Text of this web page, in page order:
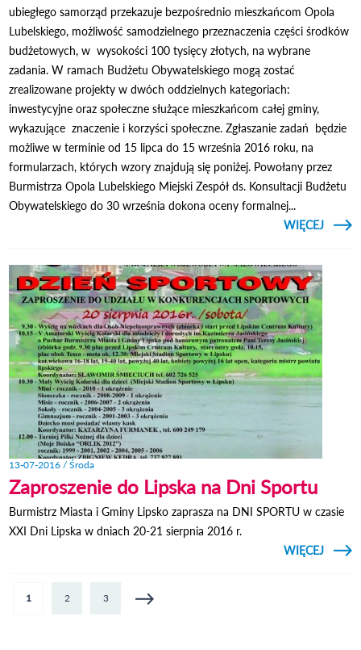
ubiegłego samorząd przekazuje bezpośrednio mieszkańcom Opola
Lubelskiego, możliwość samodzielnego przeznaczenia części środków
budżetowych, w wysokości 100 tysięcy złotych, na wybrane
zadania. W ramach Budżetu Obywatelskiego mogą zostać
zrealizowane projekty w dwóch oddzielnych kategoriach:
inwestycyjne oraz społeczne służące mieszkańcom całej gminy,
wykazujące znaczenie i korzyści społeczne. Zgłaszanie zadań będzie
możliwe w terminie od 15 lipca do 15 września 2016 roku, na
formularzach, których wzory znajdują się poniżej. Powołany przez
Burmistrza Opola Lubelskiego Miejski Zespół ds. Konsultacji Budżetu
Obywatelskiego do 30 września dokona oceny formalnej...
CZYTAJ
WIĘCEJ
O
13-07-2016 / Środa
Zaproszenie do Lipska na Dni Sportu
Burmistrz Miasta i Gminy Lipsko zaprasza na DNI SPORTU w czasie
XXI Dni Lipska w dniach 20-21 sierpnia 2016 r.
CZYTAJ
WIĘCEJ
Strony
1 2 3